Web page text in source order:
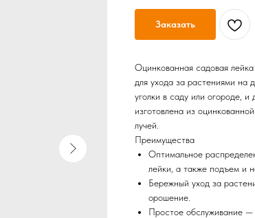
Заказать
Оцинкованная садовая
для ухода за растениями
уголки в саду или огороде,
изготовлена из
лучей.
Преимущества
Оптимальное
лейки, а также подъем и
Бережный уход за
орошение.
Простое обслуживание —